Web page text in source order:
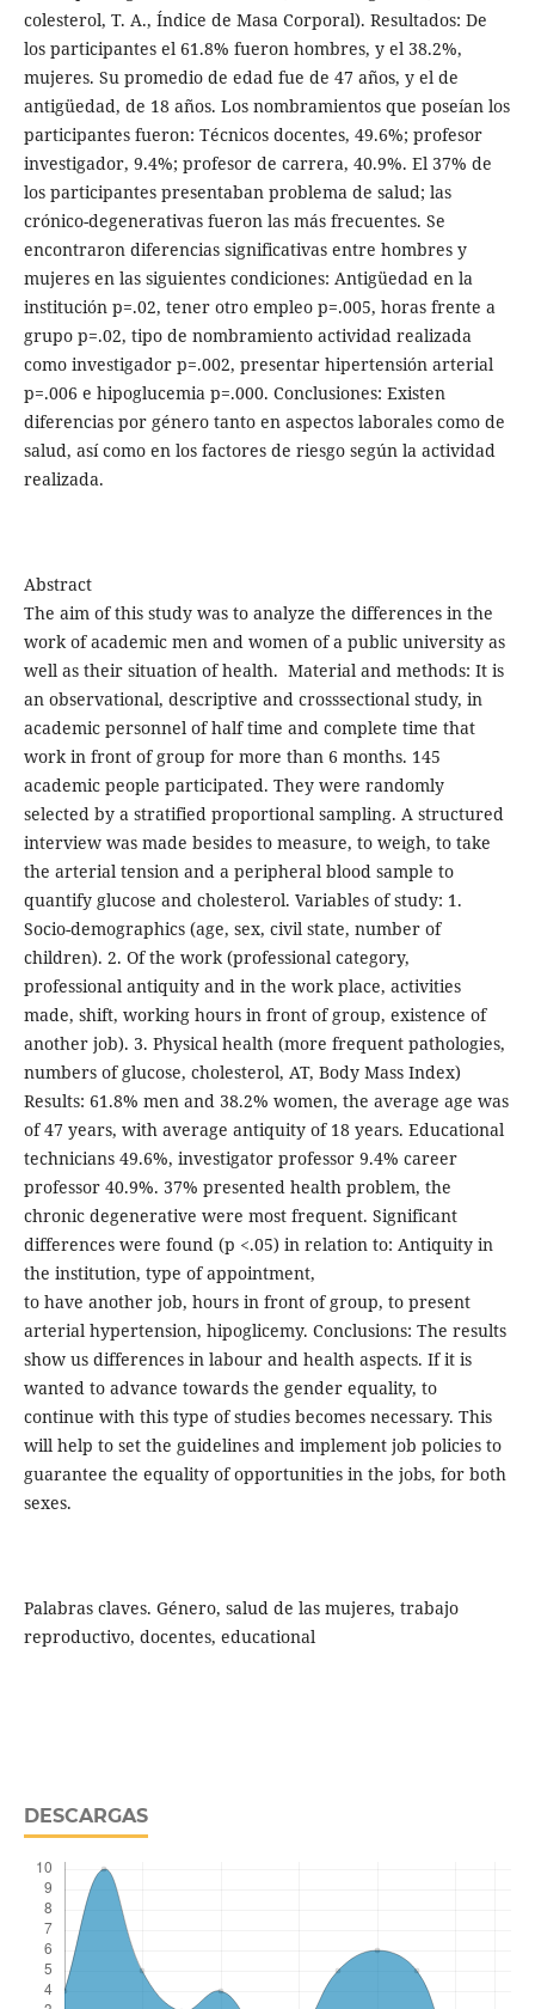
colesterol, T. A., Índice de Masa Corporal). Resultados: De
los participantes el 61.8% fueron hombres, y el 38.2%,
mujeres. Su promedio de edad fue de 47 años, y el de
antigüedad, de 18 años. Los nombramientos que poseían los
participantes fueron: Técnicos docentes, 49.6%; profesor
investigador, 9.4%; profesor de carrera, 40.9%. El 37% de
los participantes presentaban problema de salud; las
crónico-degenerativas fueron las más frecuentes. Se
encontraron diferencias significativas entre hombres y
mujeres en las siguientes condiciones: Antigüedad en la
institución p=.02, tener otro empleo p=.005, horas frente a
grupo p=.02, tipo de nombramiento actividad realizada
como investigador p=.002, presentar hipertensión arterial
p=.006 e hipoglucemia p=.000. Conclusiones: Existen
diferencias por género tanto en aspectos laborales como de
salud, así como en los factores de riesgo según la actividad
realizada.
Abstract
The aim of this study was to analyze the differences in the
work of academic men and women of a public university as
well as their situation of health. Material and methods: It is
an observational, descriptive and crosssectional study, in
academic personnel of half time and complete time that
work in front of group for more than 6 months. 145
academic people participated. They were randomly
selected by a stratified proportional sampling. A structured
interview was made besides to measure, to weigh, to take
the arterial tension and a peripheral blood sample to
quantify glucose and cholesterol. Variables of study: 1.
Socio-demographics (age, sex, civil state, number of
children). 2. Of the work (professional category,
professional antiquity and in the work place, activities
made, shift, working hours in front of group, existence of
another job). 3. Physical health (more frequent pathologies,
numbers of glucose, cholesterol, AT, Body Mass Index)
Results: 61.8% men and 38.2% women, the average age was
of 47 years, with average antiquity of 18 years. Educational
technicians 49.6%, investigator professor 9.4% career
professor 40.9%. 37% presented health problem, the
chronic degenerative were most frequent. Significant
differences were found (p <.05) in relation to: Antiquity in
the institution, type of appointment,
to have another job, hours in front of group, to present
arterial hypertension, hipoglicemy. Conclusions: The results
show us differences in labour and health aspects. If it is
wanted to advance towards the gender equality, to
continue with this type of studies becomes necessary. This
will help to set the guidelines and implement job policies to
guarantee the equality of opportunities in the jobs, for both
sexes.
Palabras claves. Género, salud de las mujeres, trabajo
reproductivo, docentes, educational
DESCARGAS